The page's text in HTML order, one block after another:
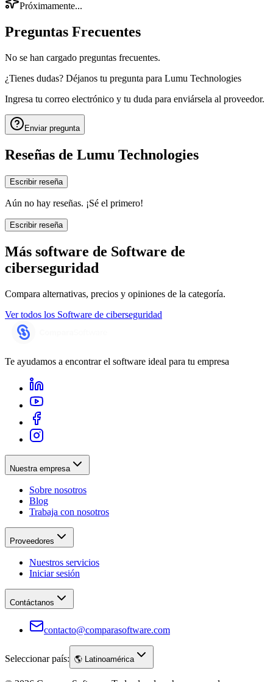
Próximamente...
Preguntas Frecuentes
No se han cargado preguntas frecuentes.
¿Tienes dudas? Déjanos tu pregunta para Lumu Technologies
Ingresa tu correo electrónico y tu duda para enviársela al proveedor.
Enviar pregunta
Reseñas de Lumu Technologies
Escribir reseña
Aún no hay reseñas. ¡Sé el primero!
Escribir reseña
Más software de Software de
ciberseguridad
Compara alternativas, precios y opiniones de la categoría.
Ver todos los Software de ciberseguridad
Te ayudamos a encontrar el software ideal para tu empresa
Nuestra empresa
Sobre nosotros
Blog
Trabaja con nosotros
Proveedores
Nuestros servicios
Iniciar sesión
Contáctanos
contacto@comparasoftware.com
Seleccionar país: 🌎 Latinoamérica